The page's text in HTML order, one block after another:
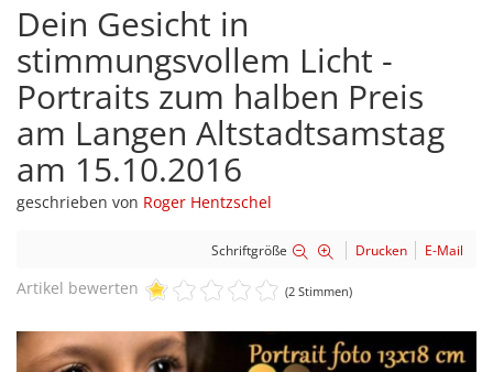
Dein Gesicht in
stimmungsvollem Licht -
Portraits zum halben Preis
am Langen Altstadtsamstag
am 15.10.2016
geschrieben von Roger Hentzschel
Schriftgröße Drucken E-Mail
Artikel bewerten (2 Stimmen)